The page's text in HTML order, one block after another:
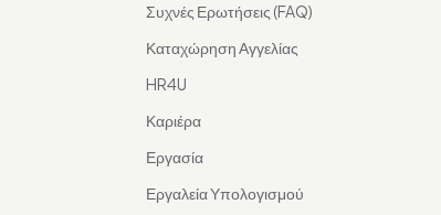
Συχνές Ερωτήσεις (FAQ)
Καταχώρηση Αγγελίας
HR4U
Καριέρα
Εργασία
Εργαλεία Υπολογισμού